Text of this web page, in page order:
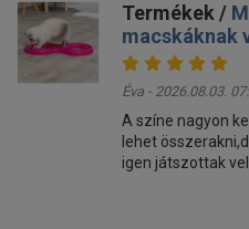
Termékek /
macskáknak
Éva - 2026.08.03.
A színe nagyon
lehet
igen játszottak